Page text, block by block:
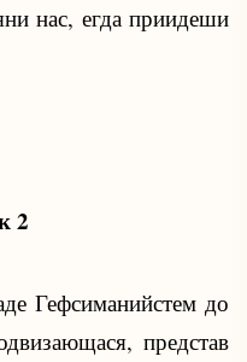
нас, егда приидеши
2
Гефсиманийстем до
представ